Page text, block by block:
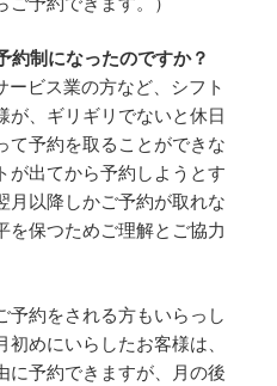
制になったのですか？
ビス業の方など、シフト
が、ギリギリでないと休日
て予約を取ることができな
が出てから予約しようとす
月以降しかご予約が取れな
を保つためご理解とご協力
予約をされる方もいらっし
めにいらしたお客様は、
に予約できますが、月の後